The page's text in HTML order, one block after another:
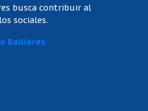
busca contribuir al
sociales.
Baillères